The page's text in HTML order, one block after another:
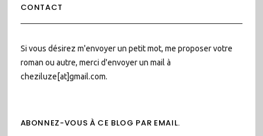
CONTACT
Si vous désirez m'envoyer un petit mot, me proposer votre
roman ou autre, merci d'envoyer un mail à
cheziluze[at]gmail.com.
ABONNEZ-VOUS À CE BLOG PAR EMAIL.